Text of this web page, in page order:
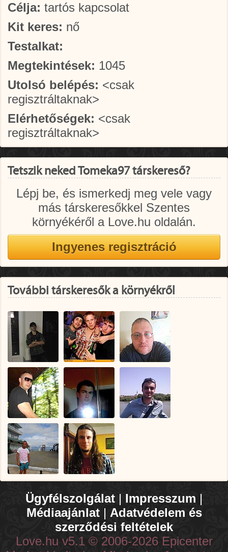
Célja: tartós kapcsolat
Kit keres: nő
Testalkat:
Megtekintések: 1045
Utolsó belépés: <csak
regisztráltaknak>
Elérhetőségek: <csak
regisztráltaknak>
Tetszik neked Tomeka97 társkereső?
Lépj be, és ismerkedj meg vele vagy
más társkeresőkkel Szentes
környékéről a Love.hu oldalán.
További társkeresők a környékről
Ügyfélszolgálat | Impresszum |
Médiaajánlat| Adatvédelem és
szerződési feltételek
Love.hu v5.1 © 2006-2026 Epicenter